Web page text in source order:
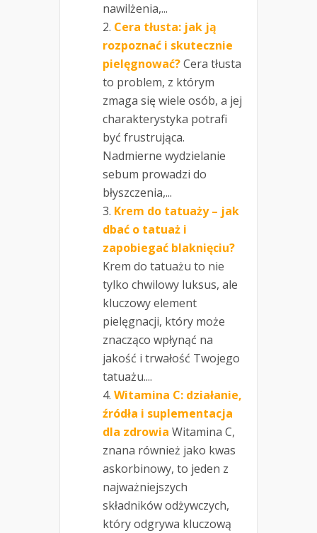
nawilżenia,...
Cera tłusta: jak ją
rozpoznać i skutecznie
pielęgnować?Cera tłusta
to problem, z którym
zmaga się wiele osób, a jej
charakterystyka potrafi
być frustrująca.
Nadmierne wydzielanie
sebum prowadzi do
błyszczenia,...
Krem do tatuaży – jak
dbać o tatuaż i
zapobiegać blaknięciu?
Krem do tatuażu to nie
tylko chwilowy luksus, ale
kluczowy element
pielęgnacji, który może
znacząco wpłynąć na
jakość i trwałość Twojego
tatuażu....
Witamina C: działanie,
źródła i suplementacja
dla zdrowia Witamina C,
znana również jako kwas
askorbinowy, to jeden z
najważniejszych
składników odżywczych,
który odgrywa kluczową